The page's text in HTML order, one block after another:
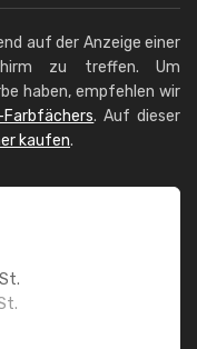
auf der Anzeige einer
zu treffen. Um
haben, empfehlen wir
Farbfächers. Auf dieser
kaufen.